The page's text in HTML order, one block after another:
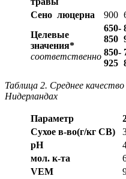
Сено люцерна
900
Целевые
значения*
соответственно
650-
850
850-
925
Таблица 2. Среднее
Нидерландах
Параметр
Сухое в-во(г/кг СВ)
рН
мол. к-та
VEM